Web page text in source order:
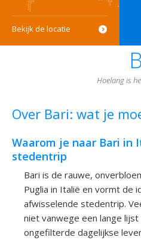
Bekijk de locatie
Hoelang is
Over Bari: wat je
Waarom je naar Bari in
stedentrip
Bari is de rauwe,
Puglia in Italië en vormt de
afwisselende stedentrip.
niet vanwege een lange
ongefilterde dagelijkse